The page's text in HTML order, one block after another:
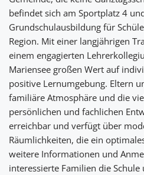
befindet sich am Sportplatz 4
Grundschulausbildung für
Region. Mit einer langjährigen
einem engagierten
Mariensee großen Wert auf
positive Lernumgebung. Eltern
familiäre Atmosphäre und die
persönlichen und fachlichen
erreichbar und verfügt über
Räumlichkeiten, die ein
weitere Informationen und
interessierte Familien die